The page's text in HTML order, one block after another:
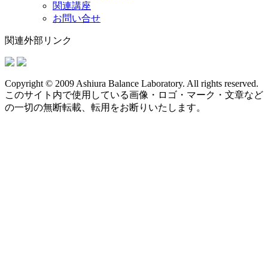
関連講座
お問い合せ
関連外部リンク
Copyright © 2009 Ashiura Balance Laboratory. All rights reserved.
このサイト内で使用している画像・ロゴ・マーク・文章など
の一切の無断転載、転用をお断りいたします。